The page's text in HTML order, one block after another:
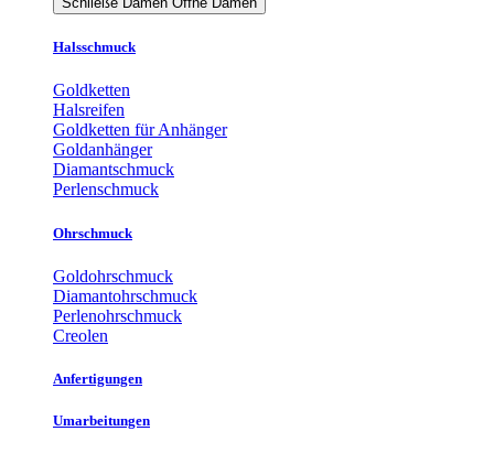
Halsschmuck
Goldketten
Halsreifen
Goldketten für Anhänger
Goldanhänger
Diamantschmuck
Perlenschmuck
Ohrschmuck
Goldohrschmuck
Diamantohrschmuck
Perlenohrschmuck
Creolen
Anfertigungen
Umarbeitungen